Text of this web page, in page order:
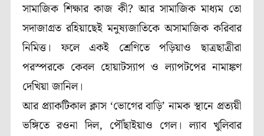
সামাজিক শিক্ষার কাজ কী? আর সামাজিক মাধ্যম তো
সদাজাগ্রত রহিয়াছেই মনুষ্যজাতিকে অসামাজিক করিবার
নিমিত্ত। ফলে একই শ্রেণিতে পড়িয়াও ছাত্রছাত্রীরা
পরস্পরকে কেবল হোয়াটস্যাপ ও ল্যাপটপের নামাঙ্কণ
দেখিয়া জানিল।
আর প্র্যাকটিকাল ক্লাস ‘ভোগের বাড়ি’ নামক স্থানে প্রত্যয়ী
ভঙ্গিতে রওনা দিল, পৌঁছাইয়াও গেল। ল্যাব খুলিবার